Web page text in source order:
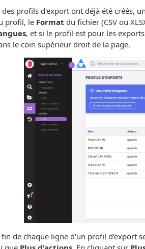
des profils d'export ont déjà été créés,
profil, le Format du fichier (CSV ou
, et si le profil est pour les exports
le coin supérieur droit de la page.
fin de chaque ligne d'un profil d'export